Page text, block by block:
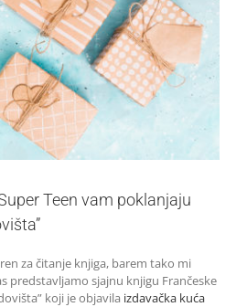
Teen vam poklanjaju
za čitanje knjiga, barem tako mi
predstavljamo sjajnu knjigu Frančeske
koji je objavila izdavačka kuća